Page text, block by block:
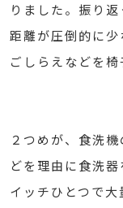
りました。振り
距離が圧倒的に
ごしらえなどを椅
２つめが、食洗
どを理由に食洗
イッチひとつで